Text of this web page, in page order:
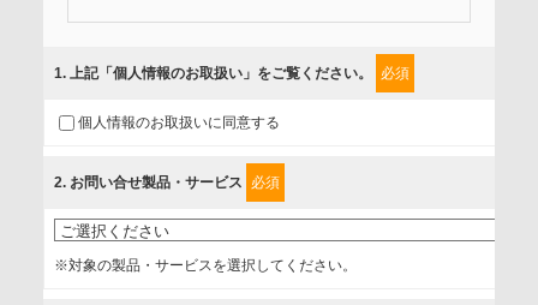
組みを行っています。
に取扱い、これらで定める範囲内で、サービスの提供やご案
内等のために利用させていただいております。
情報を提供されるお客様（本人）に対して、情報の収集目
的、管理者、提供の有無、情報提供の任意性や権利について
確認し、当社への情報提供がお客様の懸念にならないよう
1. 上記「個人情報のお取扱い」をご覧ください。 必須
個人情報のお取扱いに同意する
2. お問い合せ製品・サービス 必須
※対象の製品・サービスを選択してください。